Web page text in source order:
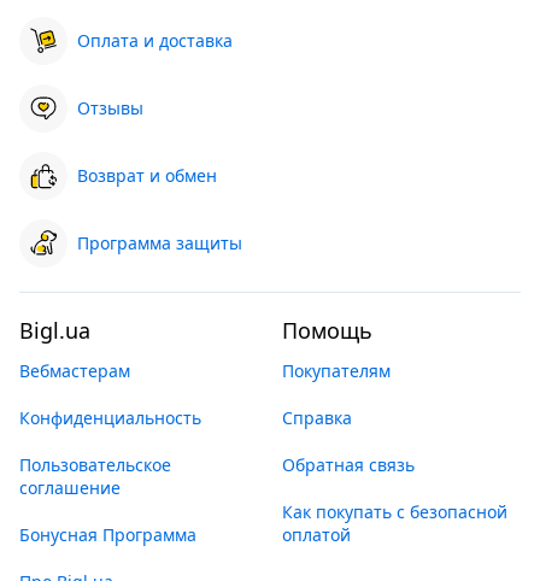
Оплата и доставка
Отзывы
Возврат и обмен
Программа защиты
Bigl.ua
Вебмастерам
Конфиденциальность
Пользовательское
соглашение
Бонусная Программа
Помощь
Покупателям
Справка
Обратная связь
Как покупать с безопасной
оплатой